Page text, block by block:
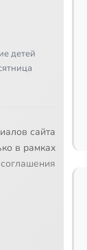
детей
сайта
в рамках